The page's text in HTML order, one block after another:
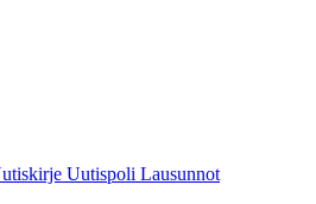
Uutispoli Lausunnot